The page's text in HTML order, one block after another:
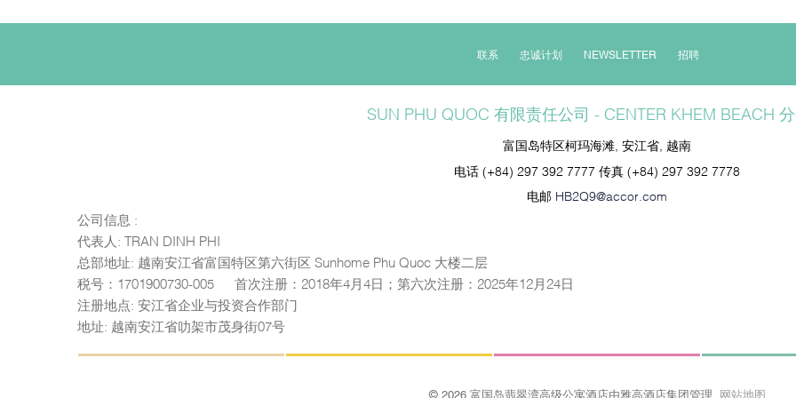
联系 忠诚计划 NEWSLETTER 招聘
SUN PHU QUOC 有限责任公司 - CENTER KHEM BEACH
富国岛特区柯玛海滩, 安江省, 越南
电话 (+84) 297 392 7777 传真 (+84) 297 392 7778
电邮 HB2Q9@accor.com
公司信息 :
代表人: TRAN DINH PHI
总部地址: 越南安江省富国特区第六街区 Sunhome Phu Quoc 大楼二层
税号：1701900730-005 — 首次注册：2018年4月4日；第六次注册：2025年12月24日
注册地点: 安江省企业与投资合作部门
地址: 越南安江省叻架市茂身街07号
© 2026 富国岛翡翠湾高级公寓酒店由雅高酒店集团管理 网站地图